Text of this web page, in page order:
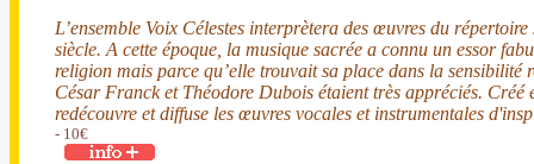
L’ensemble Voix Célestes interprètera des œuvres du
siècle. A cette époque, la musique sacrée a connu un essor
religion mais parce qu’elle trouvait sa place dans la sensibilité
César Franck et Théodore Dubois étaient très appréciés. Créé
redécouvre et diffuse les œuvres vocales et instrumentales
- 10€